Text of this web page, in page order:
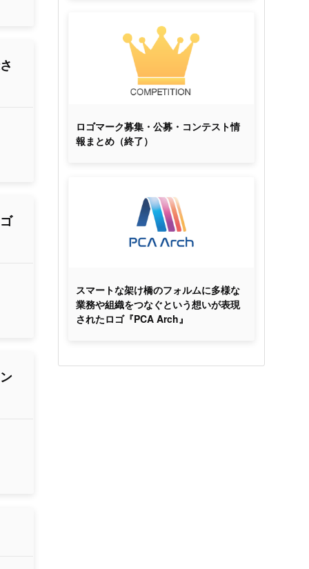
ロゴマーク募集・公募・コンテスト情
報まとめ（終了）
スマートな架け橋のフォルムに多様な
業務や組織をつなぐという想いが表現
されたロゴ『PCA Arch』